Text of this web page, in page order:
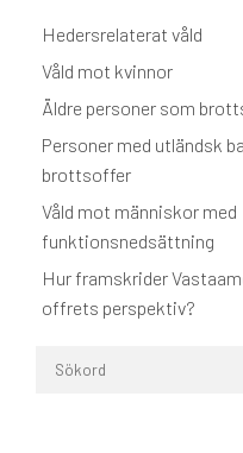
Hedersrelaterat våld
Våld mot kvinnor
Äldre personer som
Personer med utländsk
brottsoffer
Våld mot människor med
funktionsnedsättning
Hur framskrider
offrets perspektiv?